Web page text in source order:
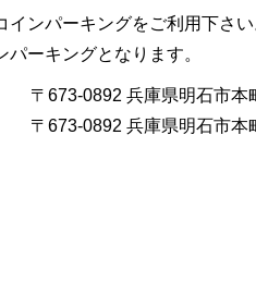
ンパーキングをご利用下さい
パーキングとなります。
〒673-0892 兵庫県明石市本
〒673-0892 兵庫県明石市本